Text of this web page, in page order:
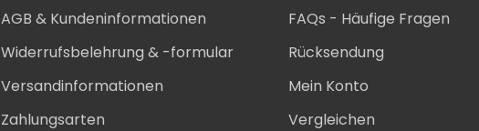
AGB & Kundeninformationen
Widerrufsbelehrung & -formular
Versandinformationen
Zahlungsarten
FAQs - Häufige Fragen
Rücksendung
Mein Konto
Vergleichen